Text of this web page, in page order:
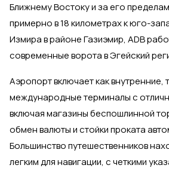
Ближнему Востоку и за его
примерно в 18 километрах к юго-
Измира в районе Газиэмир, ADB
современные ворота в Эгейский
Аэропорт включает как внутренние,
международные терминалы с
включая магазины беспошлинной
обмен валюты и стойки проката
Большинство путешественников
легким для навигации, с четкими